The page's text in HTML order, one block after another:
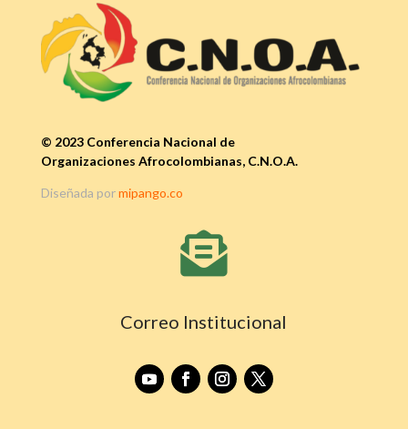
© 2023 Conferencia Nacional de
Organizaciones Afrocolombianas, C.N.O.A.
Diseñada pormipango.co

Correo Institucional